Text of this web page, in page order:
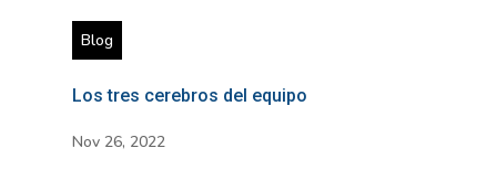
Blog
Los tres cerebros del equipo
Nov 26, 2022